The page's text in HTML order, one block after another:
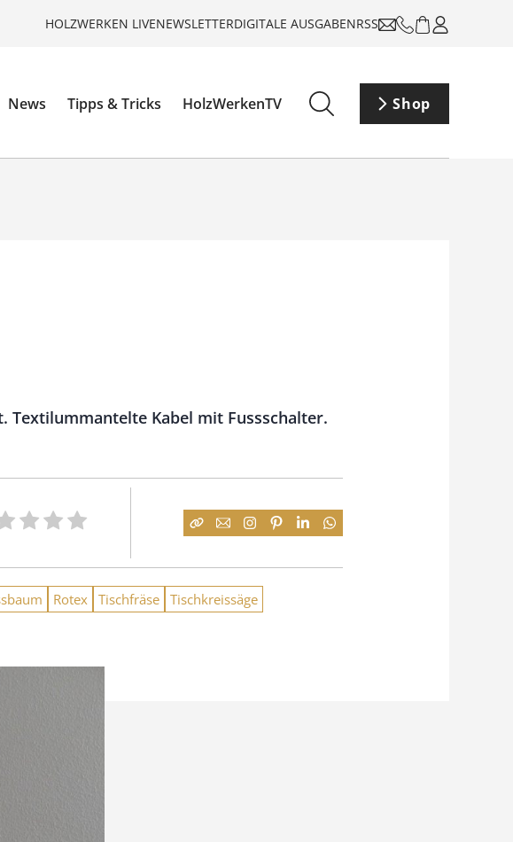
HOLZWERKEN LIVENEWSLETTERDIGITALE AUSGABENRSS
News Tipps & Tricks HolzWerkenTV Shop
Textilummantelte Kabel mit Fussschalter.
Rotex Tischfräse Tischkreissäge